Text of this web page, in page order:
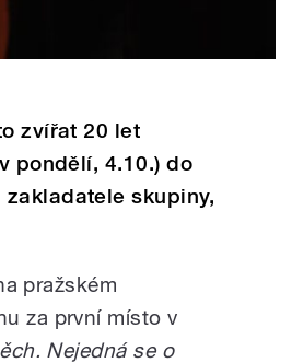
zvířat 20 let
pondělí, 4.10.) do
skupiny,
pražském
za první místo v
Nejedná se o